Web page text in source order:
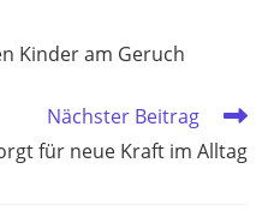
Kinder am Geruch
Nächster Beitrag
für neue Kraft im Alltag